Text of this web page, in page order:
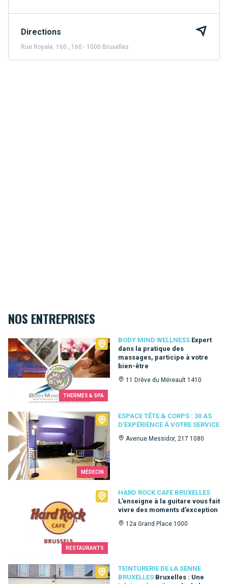
Directions
Rue Royale, 160 , 160 - 1000 Bruxelles
NOS ENTREPRISES
THERMES & SPA
BODY MIND WELLNESS Expert
dans la pratique des
massages, participe à votre
bien-être
11 Drève du Méreault 1410
Body Mind Wellness
MÉDECIN
ESPACE TÊTE & CORPS : 30 AS
D'EXPÉRIENCE À VOTRE SERVICE
Avenue Messidor, 217 1080
Espace Tête & Corps : 30 as d'expérience à votre service
RESTAURANTS
HARD ROCK CAFE BRUXELLES
L’enseigne à la guitare vous fait
vivre des moments d’exception
12a Grand Place 1000
Hard Rock Cafe Bruxelles
TEINTURERIE DE LA SENNE
BRUXELLES Bruxelles : Une
Teinturerie de la Senne Bruxelles